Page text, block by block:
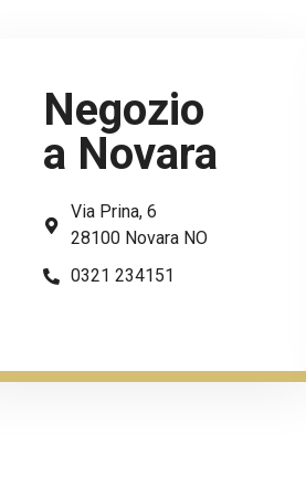
Negozio
a Novara
Via Prina, 6
28100 Novara NO
0321 234151